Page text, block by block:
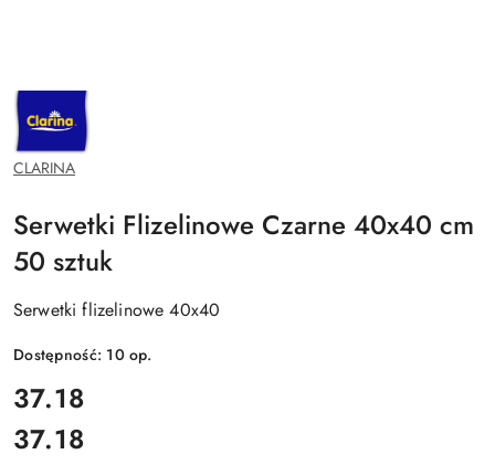
NAZWA
PRODUCENTA:
CLARINA
CLARINA
Serwetki Flizelinowe Czarne 40x40 cm
50 sztuk
Serwetki flizelinowe 40x40
Dostępność: 10op.
cena:
37.18
Cena:
37.18